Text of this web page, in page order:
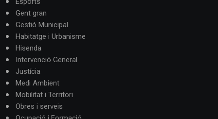
Gent gran
Gestió Municipal
Habitatge i Urbanisme
Hisenda
Intervenció General
Justícia
Medi Ambient
Mobilitat i Territori
Obres i serveis